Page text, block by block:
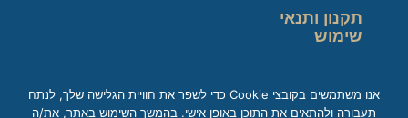
תקנון ותנאי
שימוש
אנו משתמשים בקובצי Cookie כדי לשפר את חוויית הגלישה שלך, לנתח
תעבורה ולהתאים את התוכן באופן אישי. בהמשך השימוש באתר, את/ה